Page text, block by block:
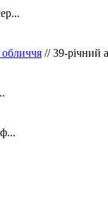
// 39-річний